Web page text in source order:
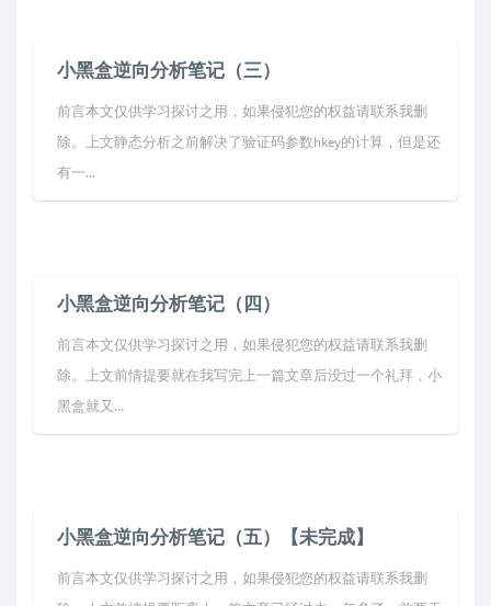
小黑盒逆向分析笔记（三）
前言本文仅供学习探讨之用，如果侵犯您的权益请联系我删
除。上文静态分析之前解决了验证码参数hkey的计算，但是还
有一...
小黑盒逆向分析笔记（四）
前言本文仅供学习探讨之用，如果侵犯您的权益请联系我删
除。上文前情提要就在我写完上一篇文章后没过一个礼拜，小
黑盒就又...
小黑盒逆向分析笔记（五）【未完成】
前言本文仅供学习探讨之用，如果侵犯您的权益请联系我删